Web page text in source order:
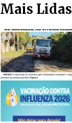
Mais Lidas